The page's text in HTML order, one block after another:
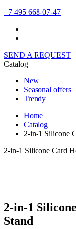
+7 495 668-07-47
SEND A REQUEST
Catalog
New
Seasonal offers
Trendy
Home
Catalog
2-in-1 Silicone
2-in-1 Silicone Card
2-in-1
Stand